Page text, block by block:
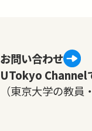
お問い合わせ
UTokyo Channel
（東京大学の教員